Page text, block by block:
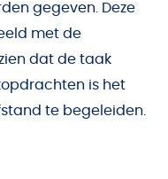
gegeven. Deze
met de
dat de taak
is het
te begeleiden.